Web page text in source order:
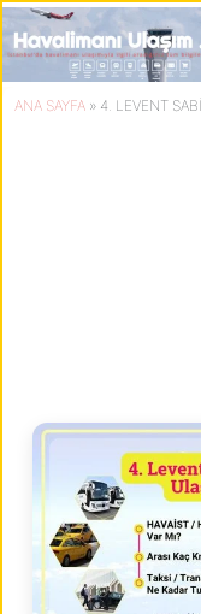
Skip
to
content
ANA SAYFA » 4. LEVENT